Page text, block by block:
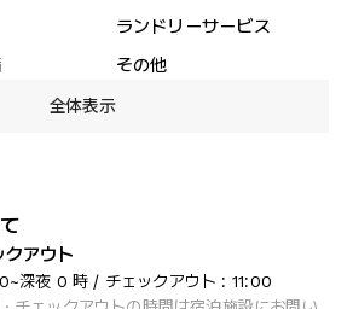
ランドリーサービス
その他
全体表示
アウト
深夜 0 時 / チェックアウト : 11:00